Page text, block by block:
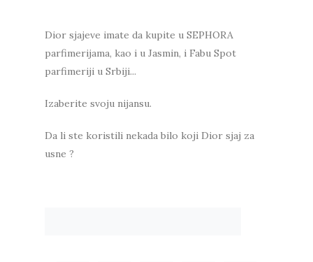
Dior sjajeve imate da kupite u SEPHORA
parfimerijama, kao i u Jasmin, i Fabu Spot
parfimeriji u Srbiji...
Izaberite svoju nijansu.
Da li ste koristili nekada bilo koji Dior sjaj za
usne ?